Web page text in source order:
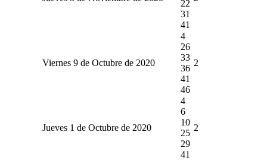
22
31
41
Viernes 9 de Octubre de 2020
4
26
33
36
41
46
2
Jueves 1 de Octubre de 2020
4
6
10
25
29
41
2